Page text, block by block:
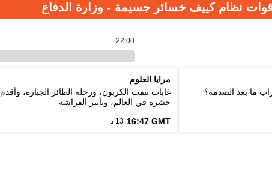
نظام كييف خسائر جسيمة - وزارة الدفاع
22:00
ما بعد الصدمة؟
مرايا العلوم
غابات تنفث الكربون، ورحلة الطائر الجبارة، وأقدم
حشرة في العالم، وتأثير الفراشة
16:47 GMT 13 د